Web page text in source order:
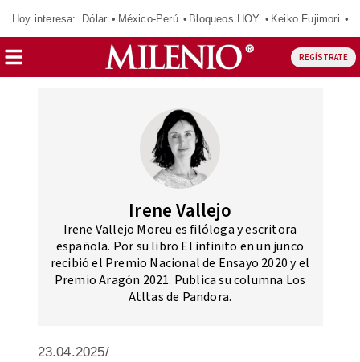
Hoy interesa: Dólar México-Perú Bloqueos HOY Keiko Fujimori
REGÍSTRATE
Irene Vallejo
Irene Vallejo Moreu es filóloga y escritora
española.​ Por su libro El infinito en un junco​
recibió el Premio Nacional de Ensayo 2020 y el
Premio Aragón 2021.​ Publica su columna Los
Atltas de Pandora.
23.04.2025/